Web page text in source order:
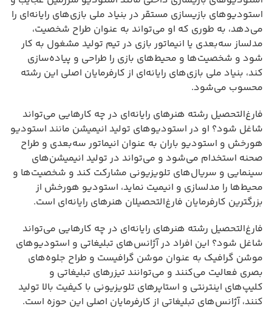
استودیوهای بازیسازی مستقر در بنیاد ملی بازی‌های رایانه‌ای را
می‌دهد، به طوری که او می‌تواند به عنوان طراح شخصیت،
مدلساز سه‌بعدی یا انیماتور بازی در تیم تولید مشغول به کار
شود و شخصیت‌ها و محیط‌های بازی را طراحی و پیاده‌سازی
کند، بنیاد ملی بازی‌های رایانه‌ای از کارفرمایان اصلی این رشته
محسوب می‌شود.
فارغ‌التحصیل رشته هنرهای رایانه‌ای در چه کارهایی می‌تواند
شاغل شود؟ او در استودیوهای تولید انیمیشن مانند استودیو
هورخش و استودیو باران به عنوان انیماتور سه‌بعدی و طراح
صحنه استخدام می‌شود و می‌تواند در تولید انیمیشن‌های
سینمایی و سریال‌های تلویزیونی مشارکت کند و شخصیت‌ها و
محیط‌ها را مدلسازی و انیمیت نماید، استودیو هورخش از
بزرگترین کارفرمایان فارغ‌التحصیلان هنرهای رایانه‌ای است.
فارغ‌التحصیل رشته هنرهای رایانه‌ای در چه کارهایی می‌تواند
شاغل شود؟ این افراد در آژانس‌های تبلیغاتی و استودیوهای
موشن گرافیک به عنوان موشن گرافیست و طراح جلوه‌های
بصری فعالیت می‌کنند و می‌توانند تیزرهای تبلیغاتی و
کلیپ‌های اینترنتی و استاپرهای تلویزیونی با کیفیت بالا تولید
کنند، آژانس‌های تبلیغاتی از کارفرمایان اصلی این حوزه است.